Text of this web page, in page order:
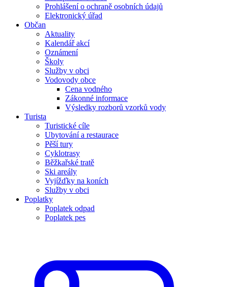
Prohlášení o ochraně osobních údajů
Elektronický úřad
Občan
Aktuality
Kalendář akcí
Oznámení
Školy
Služby v obci
Vodovody obce
Cena vodného
Zákonné informace
Výsledky rozborů vzorků vody
Turista
Turistické cíle
Ubytování a restaurace
Pěší tury
Cyklotrasy
Běžkařské tratě
Ski areály
Vyjížďky na koních
Služby v obci
Poplatky
Poplatek odpad
Poplatek pes